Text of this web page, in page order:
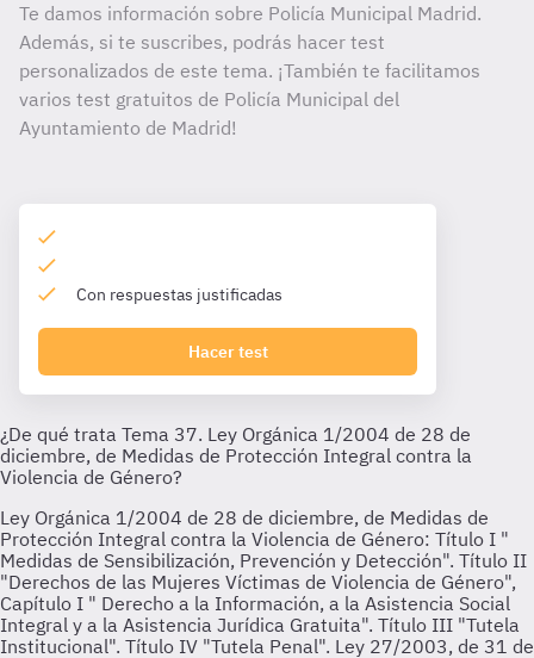
Te damos información sobre Policía Municipal Madrid.
Además, si te suscribes, podrás hacer test
personalizados de este tema. ¡También te facilitamos
varios test gratuitos de Policía Municipal del
Ayuntamiento de Madrid!
Con respuestas justificadas
Hacer test